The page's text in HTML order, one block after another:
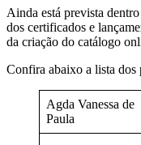
Ainda está prevista
dos certificados e
da criação do catálogo
Confira abaixo a lista dos
Agda Vanessa de
Paula